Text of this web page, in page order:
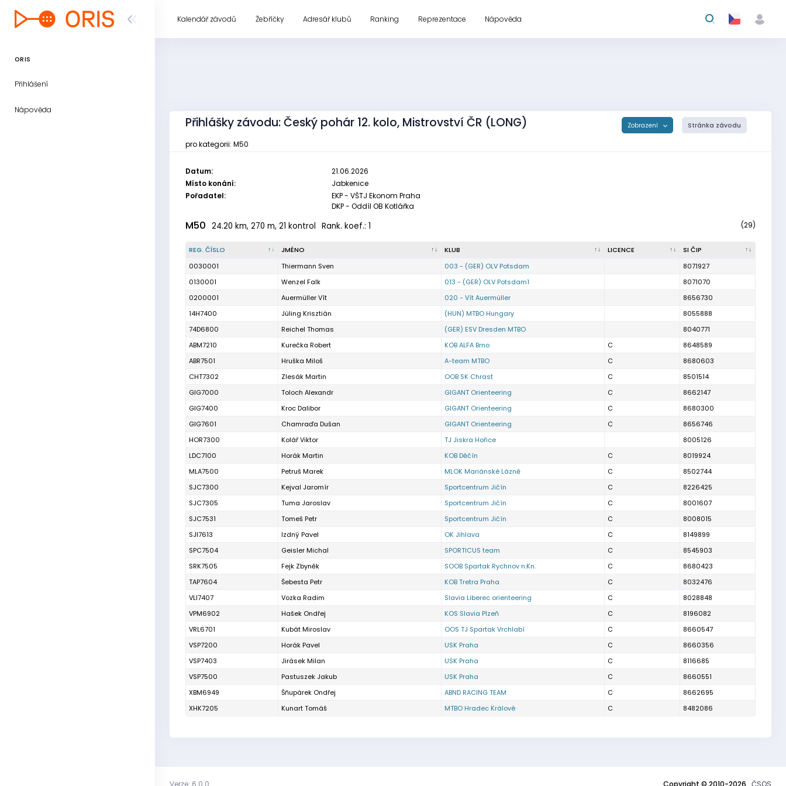
ORIS
Přihlášení
Nápověda
Kalendář závodů Žebříčky Adresář klubů Ranking Reprezentace Nápověda
Přihlášky závodu: Český pohár 12. kolo, Mistrovství ČR (LONG) Zobrazení Stránka závodu
pro kategorii: M50
Datum:
21.06.2026
Místo konání:
Jabkenice
Pořadatel:
EKP - VŠTJ Ekonom Praha
DKP - Oddíl OB Kotlářka
M50 24.20 km, 270 m, 21 kontrol Rank. koef.: 1 (29)
REG. ČÍSLO JMÉNO KLUB LICENCE
SI ČIP
0030001
Thiermann Sven 003 - (GER) OLV Potsdam
8071927
0130001
Wenzel Falk 013 - (GER) OLV Potsdam1
8071070
0200001
Auermüller Vít 020 - Vít Auermüller
8656730
14H7400
Jüling Krisztián (HUN) MTBO Hungary
8055888
74D6800
Reichel Thomas (GER) ESV Dresden MTBO
8040771
ABM7210
Kurečka Robert KOB ALFA Brno C
8648589
ABR7501
Hruška Miloš A-team MTBO C
8680603
CHT7302
Zlesák Martin OOB SK Chrast C
8501514
GIG7000
Toloch Alexandr GIGANT Orienteering C
8662147
GIG7400
Kroc Dalibor GIGANT Orienteering C
8680300
GIG7601
Chamraďa Dušan GIGANT Orienteering C
8656746
HOR7300
Kolář Viktor TJ Jiskra Hořice
8005126
LDC7100
Horák Martin KOB Děčín C
8019924
MLA7500
Petruš Marek MLOK Mariánské Lázně C
8502744
SJC7300
Kejval Jaromír Sportcentrum Jičín C
8226425
SJC7305
Tuma Jaroslav Sportcentrum Jičín C
8001607
SJC7531
Tomeš Petr Sportcentrum Jičín C
8008015
SJI7613
Izdný Pavel OK Jihlava C
8149899
SPC7504
Geisler Michal SPORTICUS team C
8545903
SRK7505
Fejk Zbyněk SOOB Spartak Rychnov n.Kn. C
8680423
TAP7604
Šebesta Petr KOB Tretra Praha C
8032476
VLI7407
Vozka Radim Slavia Liberec orienteering C
8028848
VPM6902
Hašek Ondřej KOS Slavia Plzeň C
8196082
VRL6701
Kubát Miroslav OOS TJ Spartak Vrchlabí C
8660547
VSP7200
Horák Pavel USK Praha C
8660356
VSP7403
Jirásek Milan USK Praha C
8116685
VSP7500
Pastuszek Jakub USK Praha C
8660551
XBM6949
Šňupárek Ondřej ABND RACING TEAM C
8662695
XHK7205
Kunart Tomáš MTBO Hradec Králové C 8482086
Copyright © 2010-2026 ČSOS
Verze: 6.0.0